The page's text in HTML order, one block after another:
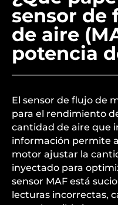
esencial para
vehículo.
¿Qué
de aire
potencia
El sensor de flujo de
para el rendimiento
cantidad de aire que